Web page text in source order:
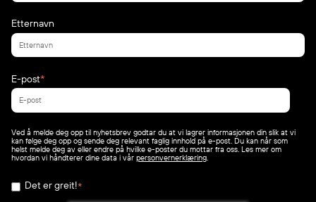
Etternavn
E-post*
Ved å melde deg opp til nyhetsbrev godtar du at vi lagrer informasjonen din slik at vi
kan følge deg opp og sende deg relevant faglig innhold på e-post. Du kan når som
helst melde deg av eller endre på hvilke e-poster du mottar fra oss. Les mer om
hvordan vi håndterer dine data i vår personvernerklæring.
Det er greit!*